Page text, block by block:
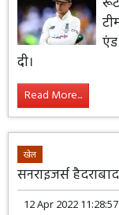
एंड
दी।
Read More...
खेल
सनराइजर्स
12 Apr 2022 11:28:57